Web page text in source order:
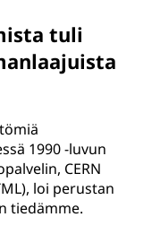
tuli
1990 -luvun
CERN
loi perustan
tiedämme.